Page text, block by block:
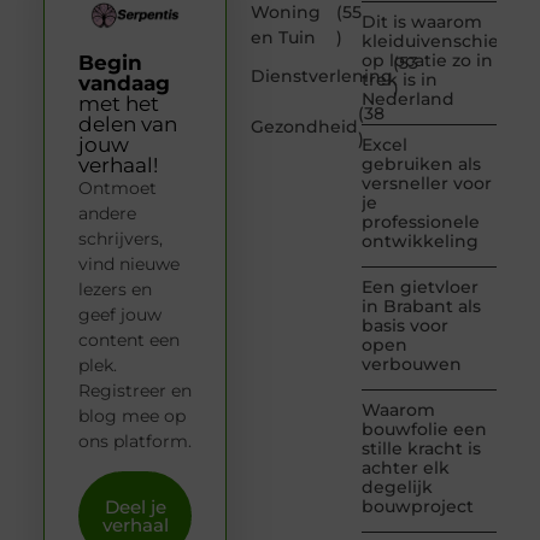
Woning
en Tuin
(55
)
Dienstverlening
(53
)
Gezondheid
(38
)
Dit is waarom
kleiduivenschieten
op locatie zo in
trek is in
Nederland
Excel
gebruiken als
versneller voor
je
professionele
ontwikkeling
Een gietvloer
in Brabant als
basis voor
open
verbouwen
Waarom
bouwfolie een
stille kracht is
achter elk
degelijk
bouwproject
Begin
vandaag
met het
delen van
jouw
verhaal!
Ontmoet
andere
schrijvers,
vind nieuwe
lezers en
geef jouw
content een
plek.
Registreer en
blog mee op
ons platform.
Deel je
verhaal